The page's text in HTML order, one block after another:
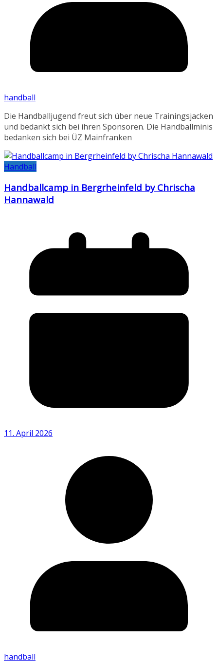
handball
Die Handballjugend freut sich über neue Trainingsjacken
und bedankt sich bei ihren Sponsoren. Die Handballminis
bedanken sich bei ÜZ Mainfranken
Handball
Handballcamp in Bergrheinfeld by Chrischa
Hannawald
11. April 2026
handball